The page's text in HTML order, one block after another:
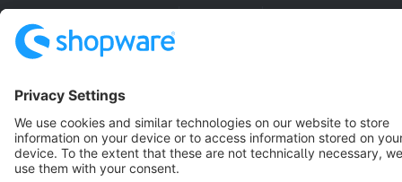
Cookie settings
Copyright © shopware AG - All rights reserved